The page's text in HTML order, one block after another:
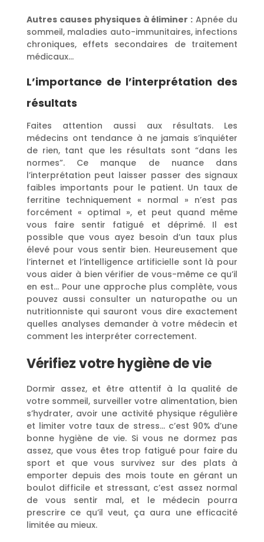
Autres causes physiques à éliminer : Apnée du
sommeil, maladies auto-immunitaires, infections
chroniques, effets secondaires de traitement
médicaux…
L’importance de l’interprétation des
résultats
Faites attention aussi aux résultats. Les
médecins ont tendance à ne jamais s’inquiéter
de rien, tant que les résultats sont “dans les
normes”. Ce manque de nuance dans
l’interprétation peut laisser passer des signaux
faibles importants pour le patient. Un taux de
ferritine techniquement « normal » n’est pas
forcément « optimal », et peut quand même
vous faire sentir fatigué et déprimé. Il est
possible que vous ayez besoin d’un taux plus
élevé pour vous sentir bien. Heureusement que
l’internet et l’intelligence artificielle sont là pour
vous aider à bien vérifier de vous-même ce qu’il
en est… Pour une approche plus complète, vous
pouvez aussi consulter un naturopathe ou un
nutritionniste qui sauront vous dire exactement
quelles analyses demander à votre médecin et
comment les interpréter correctement.
Vérifiez votre hygiène de vie
Dormir assez, et être attentif à la qualité de
votre sommeil, surveiller votre alimentation, bien
s’hydrater, avoir une activité physique régulière
et limiter votre taux de stress… c’est 90% d’une
bonne hygiène de vie. Si vous ne dormez pas
assez, que vous êtes trop fatigué pour faire du
sport et que vous survivez sur des plats à
emporter depuis des mois toute en gérant un
boulot difficile et stressant, c’est assez normal
de vous sentir mal, et le médecin pourra
prescrire ce qu’il veut, ça aura une efficacité
limitée au mieux.